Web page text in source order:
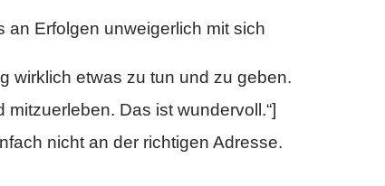
Erfolgen unweigerlich mit sich
wirklich etwas zu tun und zu geben.
Das ist wundervoll.“]
nicht an der richtigen Adresse.